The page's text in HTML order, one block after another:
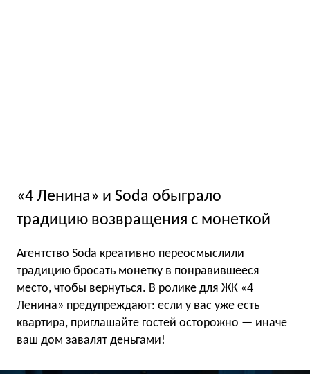
«4 Ленина» и Soda обыграло
традицию возвращения с монеткой
Агентство Soda креативно переосмыслили
традицию бросать монетку в понравившееся
место, чтобы вернуться. В ролике для ЖК «4
Ленина» предупреждают: если у вас уже есть
квартира, приглашайте гостей осторожно — иначе
ваш дом завалят деньгами!